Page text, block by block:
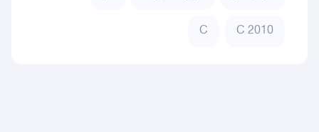
C 2010
C